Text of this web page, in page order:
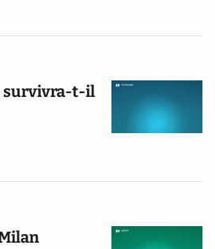
survivra-t-il